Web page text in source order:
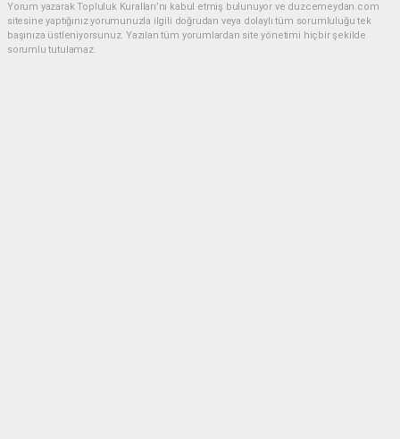
Yorum yazarak Topluluk Kuralları’nı kabul etmiş bulunuyor ve duzcemeydan.com
sitesine yaptığınız yorumunuzla ilgili doğrudan veya dolaylı tüm sorumluluğu tek
başınıza üstleniyorsunuz. Yazılan tüm yorumlardan site yönetimi hiçbir şekilde
sorumlu tutulamaz.